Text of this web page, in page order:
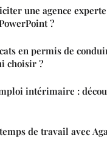
une agence
?
en permis de
choisir ?
intérimaire :
de travail avec